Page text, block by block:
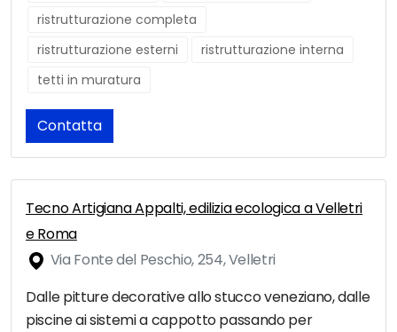
ristrutturazione completa
ristrutturazione esterni
ristrutturazione interna
tetti in muratura
Contatta
Tecno Artigiana Appalti, edilizia ecologica a Velletri
e Roma
Via Fonte del Peschio, 254, Velletri
Dalle pitture decorative allo stucco veneziano, dalle
piscine ai sistemi a cappotto passando per